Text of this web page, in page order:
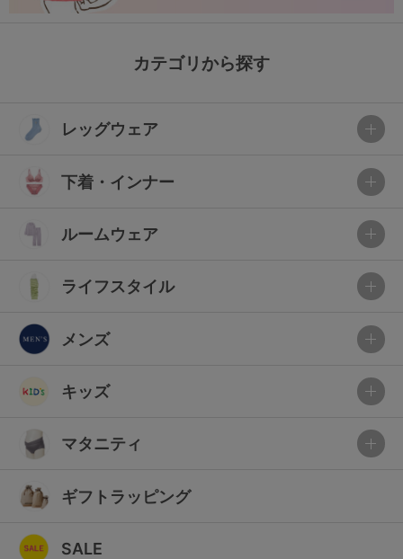
カテゴリから探す
レッグウェア
下着・インナー
ルームウェア
ライフスタイル
メンズ
キッズ
マタニティ
ギフトラッピング
SALE